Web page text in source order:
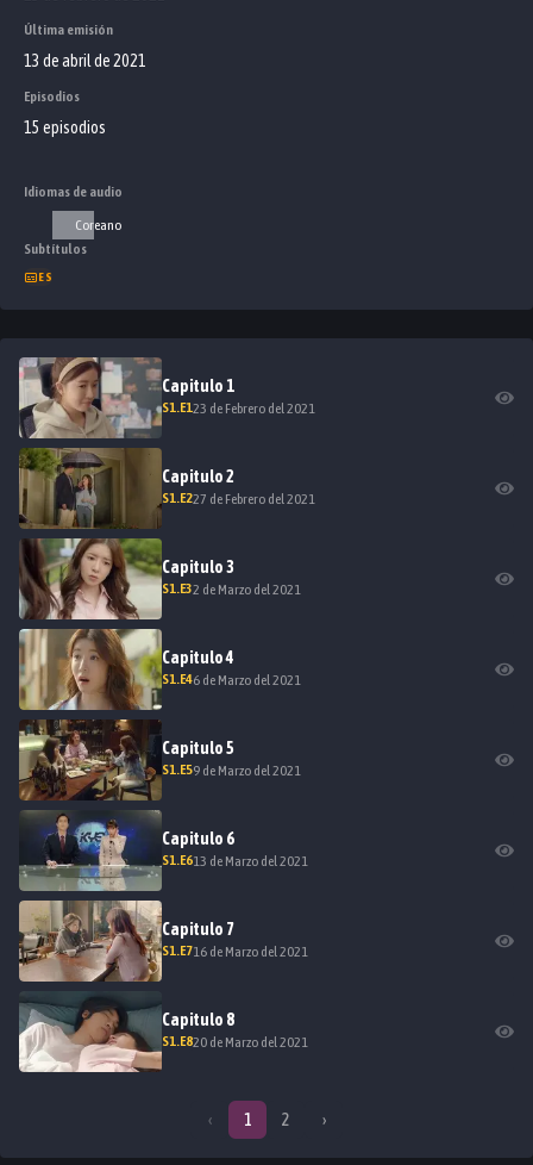
Última emisión
13 de abril de 2021
Episodios
15 episodios
Idiomas de audio
Coreano
Subtítulos
ES
Capitulo 1
S1.E123 de Febrero del 2021
Capitulo2
S1.E227 de Febrero del 2021
Capitulo3
S1.E32 de Marzo del 2021
Capitulo4
S1.E46 de Marzo del 2021
Capitulo5
S1.E59 de Marzo del 2021
Capitulo 6
S1.E613 de Marzo del 2021
Capitulo 7
S1.E716 de Marzo del 2021
Capitulo 8
S1.E820 de Marzo del 2021
‹ 1 2 ›